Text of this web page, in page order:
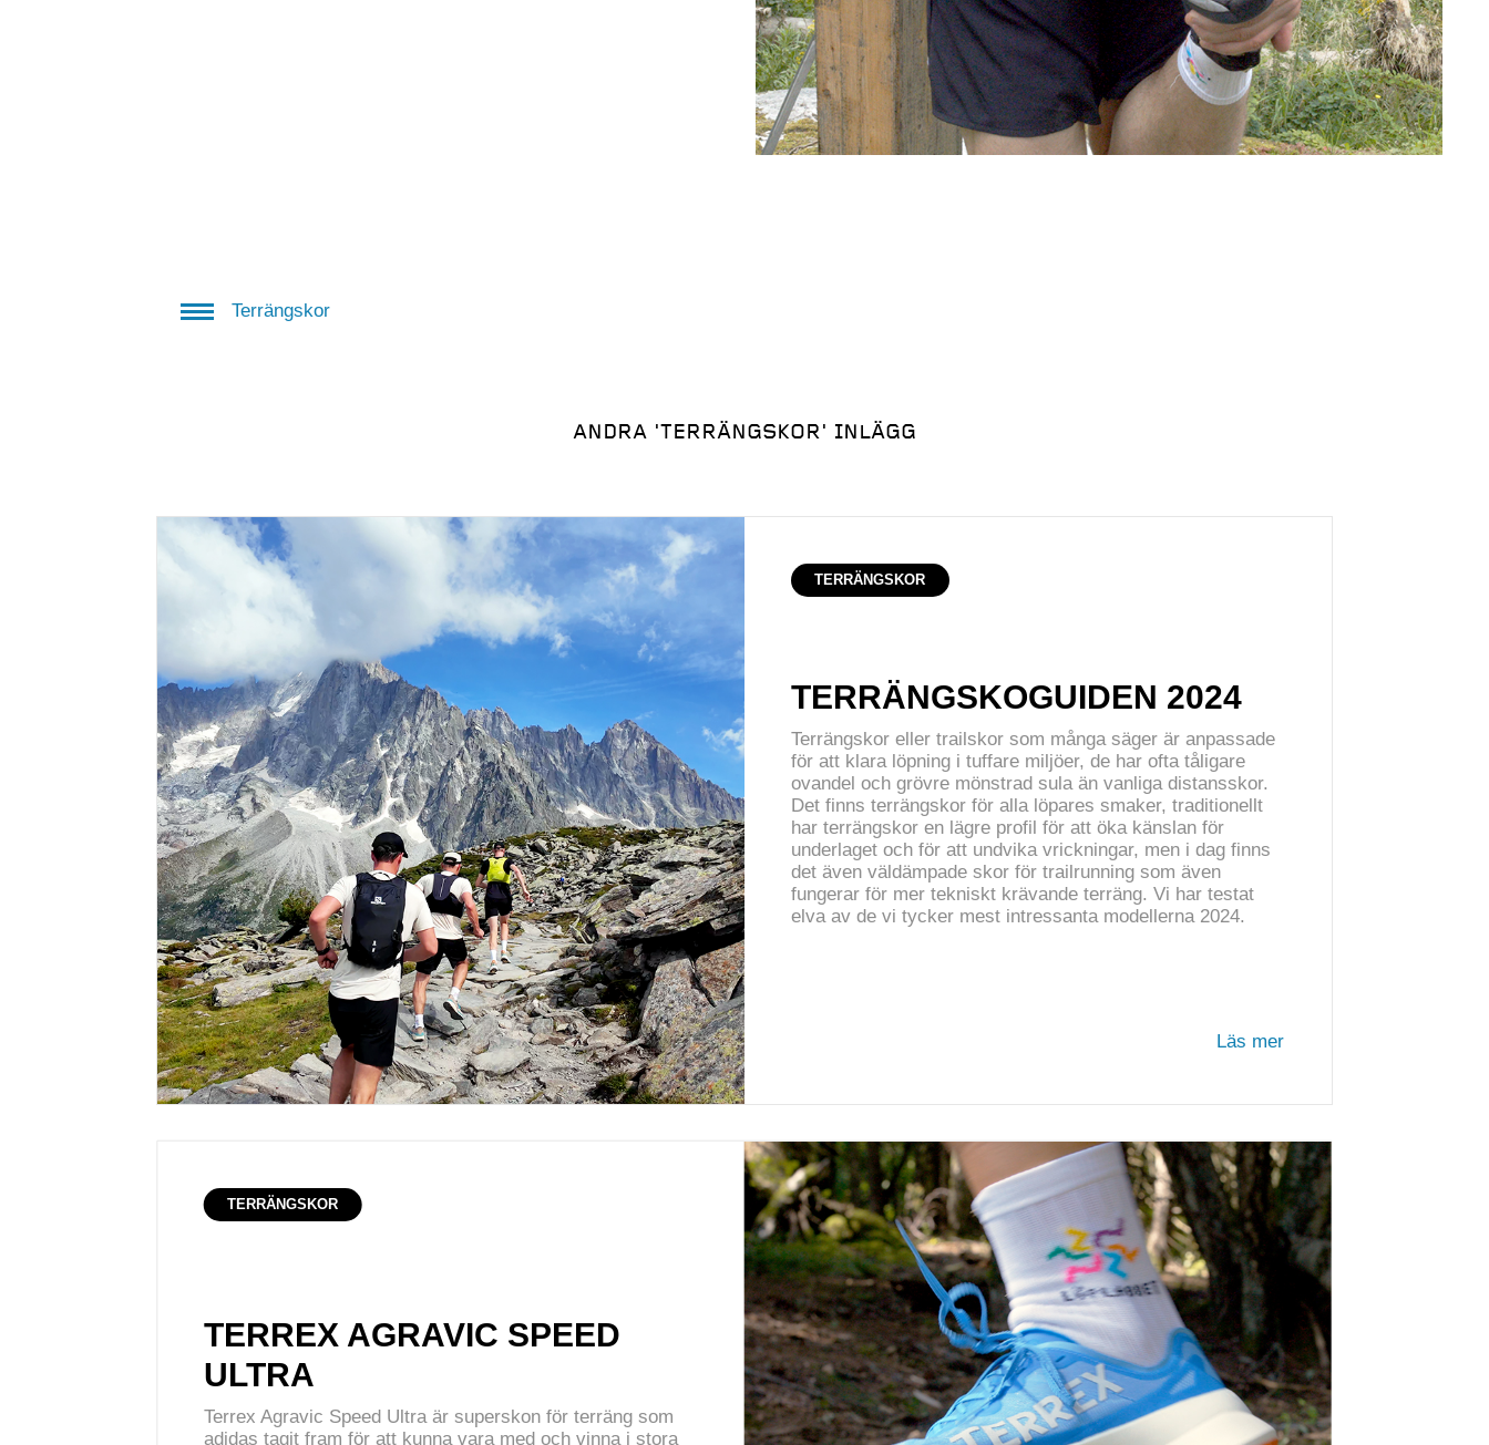
Terrängskor
ANDRA 'TERRÄNGSKOR' INLÄGG
TERRÄNGSKOR
TERRÄNGSKOGUIDEN 2024
Terrängskor eller trailskor som många säger är anpassade
för att klara löpning i tuffare miljöer, de har ofta tåligare
ovandel och grövre mönstrad sula än vanliga distansskor.
Det finns terrängskor för alla löpares smaker, traditionellt
har terrängskor en lägre profil för att öka känslan för
underlaget och för att undvika vrickningar, men i dag finns
det även väldämpade skor för trailrunning som även
fungerar för mer tekniskt krävande terräng. Vi har testat
elva av de vi tycker mest intressanta modellerna 2024.
Läs mer
TERRÄNGSKOR
TERREX AGRAVIC SPEED
ULTRA
Terrex Agravic Speed Ultra är superskon för terräng som
adidas tagit fram för att kunna vara med och vinna i stora